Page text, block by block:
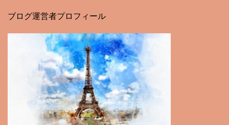
ブログ運営者プロフィール